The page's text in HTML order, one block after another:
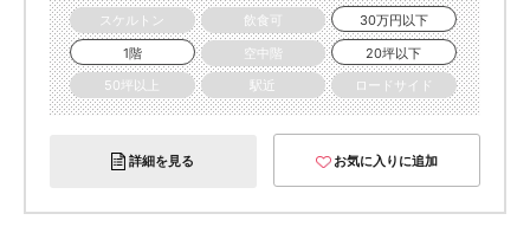
スケルトン
飲食可
30万円以下
1階
空中階
20坪以下
50坪以上
駅近 ロードサイド
詳細を見る お気に入りに追加